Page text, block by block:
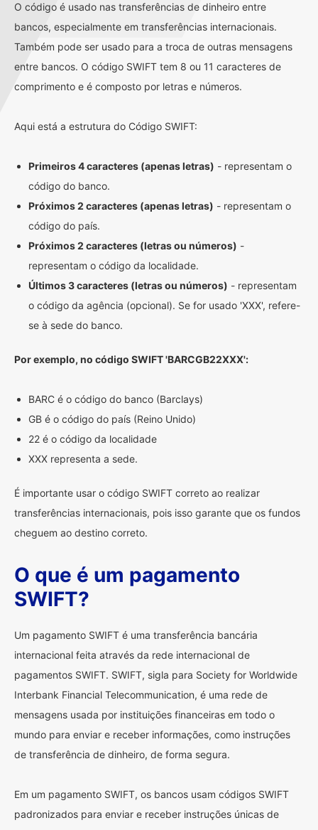
O código é usado nas transferências de dinheiro entre
bancos, especialmente em transferências internacionais.
Também pode ser usado para a troca de outras mensagens
entre bancos. O código SWIFT tem 8 ou 11 caracteres de
comprimento e é composto por letras e números.
Aqui está a estrutura do Código SWIFT:
Primeiros 4 caracteres (apenas letras) - representam o
código do banco.
Próximos 2 caracteres (apenas letras) - representam o
código do país.
Próximos 2 caracteres (letras ou números) -
representam o código da localidade.
Últimos 3 caracteres (letras ou números) - representam
o código da agência (opcional). Se for usado 'XXX', refere-
se à sede do banco.
Por exemplo, no código SWIFT 'BARCGB22XXX':
BARC é o código do banco (Barclays)
GB é o código do país (Reino Unido)
22 é o código da localidade
XXX representa a sede.
É importante usar o código SWIFT correto ao realizar
transferências internacionais, pois isso garante que os fundos
cheguem ao destino correto.
O que é um pagamento
SWIFT?
Um pagamento SWIFT é uma transferência bancária
internacional feita através da rede internacional de
pagamentos SWIFT. SWIFT, sigla para Society for Worldwide
Interbank Financial Telecommunication, é uma rede de
mensagens usada por instituições financeiras em todo o
mundo para enviar e receber informações, como instruções
de transferência de dinheiro, de forma segura.
Em um pagamento SWIFT, os bancos usam códigos SWIFT
padronizados para enviar e receber instruções únicas de